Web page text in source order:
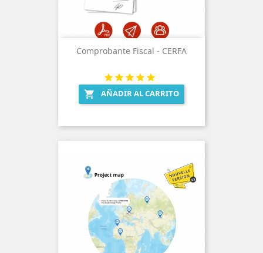
Comprobante Fiscal - CERFA
 AÑADIR AL CARRITO